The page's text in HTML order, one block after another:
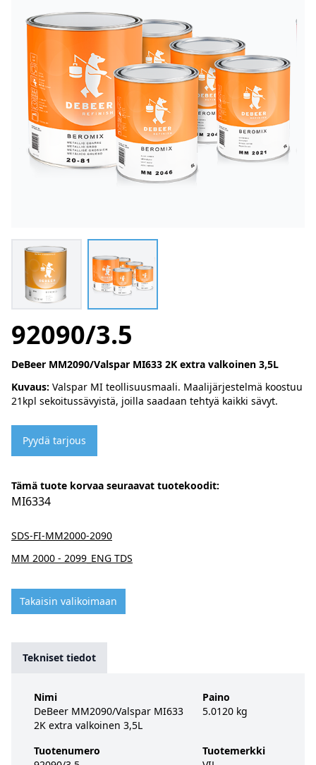
92090/3.5
DeBeer MM2090/Valspar MI633 2K extra valkoinen 3,5L
Kuvaus: Valspar MI teollisuusmaali. Maalijärjestelmä koostuu
21kpl sekoitussävyistä, joilla saadaan tehtyä kaikki sävyt.
Pyydä tarjous
Tämä tuote korvaa seuraavat tuotekoodit:
MI6334
SDS-FI-MM2000-2090
MM 2000 - 2099_ENG TDS
Takaisin valikoimaan
Tekniset tiedot
Nimi
DeBeer MM2090/Valspar MI633
2K extra valkoinen 3,5L
Tuotenumero
Paino
5.0120 kg
Tuotemerkki